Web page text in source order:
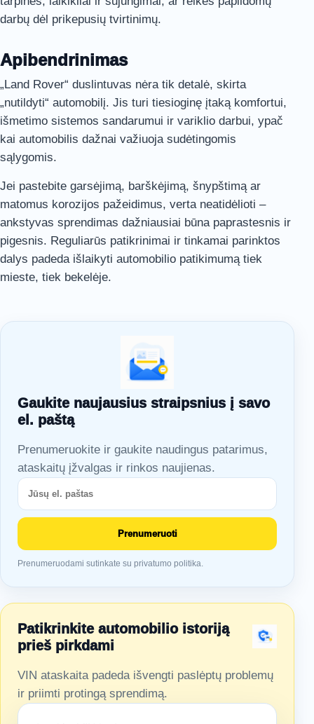
darbų dėl prikepusių tvirtinimų.
Apibendrinimas
„Land Rover“ duslintuvas nėra tik detalė, skirta
„nutildyti“ automobilį. Jis turi tiesioginę įtaką komfortui,
išmetimo sistemos sandarumui ir variklio darbui, ypač
kai automobilis dažnai važiuoja sudėtingomis
sąlygomis.
Jei pastebite garsėjimą, barškėjimą, šnypštimą ar
matomus korozijos pažeidimus, verta neatidėlioti –
ankstyvas sprendimas dažniausiai būna paprastesnis ir
pigesnis. Reguliarūs patikrinimai ir tinkamai parinktos
dalys padeda išlaikyti automobilio patikimumą tiek
mieste, tiek bekelėje.
Gaukite naujausius straipsnius į savo
el. paštą
Prenumeruokite ir gaukite naudingus patarimus,
ataskaitų įžvalgas ir rinkos naujienas.
Prenumeruoti
Prenumeruodami sutinkate su privatumo politika.
Patikrinkite automobilio istoriją
prieš pirkdami
VIN ataskaita padeda išvengti paslėptų problemų
ir priimti protingą sprendimą.